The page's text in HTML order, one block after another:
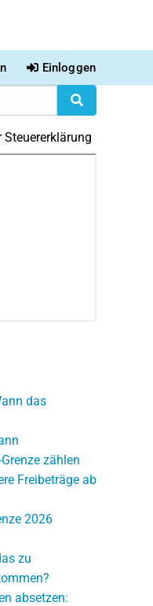
Einloggen
Steuererklärung
das
zählen
Freibeträge ab
2026
zu
absetzen: